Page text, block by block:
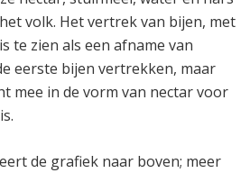
volk. Het vertrek van bijen, met
te zien als een afname van
eerste bijen vertrekken, maar
mee in de vorm van nectar voor
de grafiek naar boven; meer